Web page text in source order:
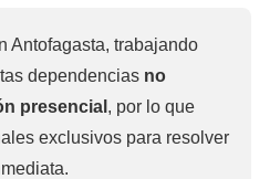
Antofagasta, trabajando
dependencias no
presencial , por lo que
exclusivos para resolver